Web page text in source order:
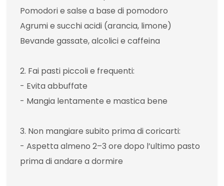
Pomodori e salse a base di pomodoro
Agrumi e succhi acidi (arancia, limone)
Bevande gassate, alcolici e caffeina
2. Fai pasti piccoli e frequenti:
- Evita abbuffate
- Mangia lentamente e mastica bene
3. Non mangiare subito prima di coricarti:
- Aspetta almeno 2–3 ore dopo l’ultimo pasto
prima di andare a dormire